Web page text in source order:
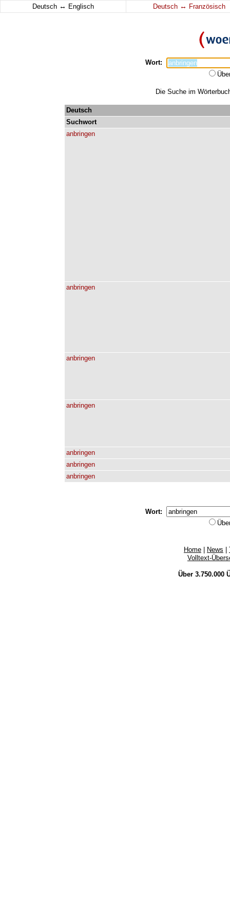
Deutsch ↔ Englisch Deutsch ↔ Französisch
Wort:
Die Suche im
Deutsch
Suchwort
anbringen
anbringen
anbringen
anbringen
anbringen
anbringen
anbringen
Wort:
Home News
Volltext-
Über 3.750.000